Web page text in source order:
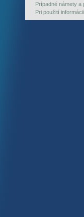
Prípadné námety a
Pri použití